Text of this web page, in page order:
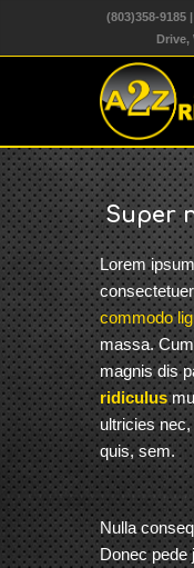
(803)358-9185
Drive,
Super
Lorem
commodo
massa.
magnis dis
ridiculus
ultricies
quis, sem.
Nulla
Donec pede